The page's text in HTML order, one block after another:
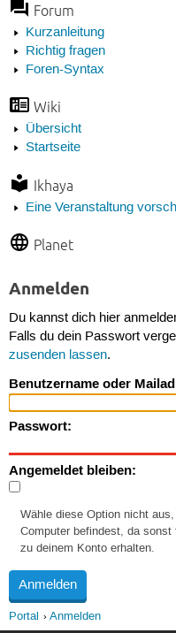
Forum
Kurzanleitung
Richtig fragen
Foren-Syntax
Wiki
Übersicht
Startseite
Ikhaya
Eine Veranstaltung
Planet
Anmelden
Du kannst dich hier
Falls du dein Passwort
zusenden lassen.
Benutzername oder
Passwort:
Angemeldet bleiben:
Wähle diese Option nicht
Computer befindest, da
zu deinem Konto erhalten.
Portal Anmelden